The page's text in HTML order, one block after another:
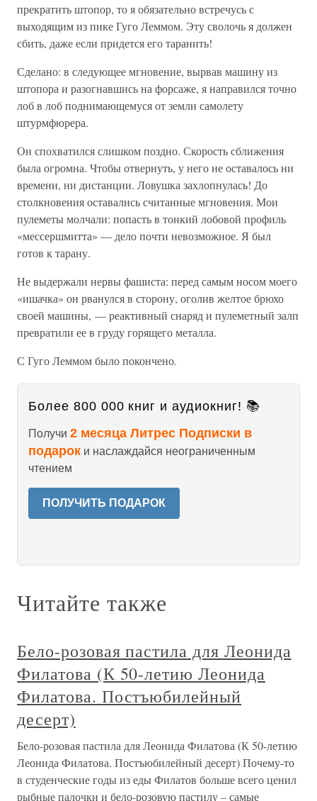
прекратить штопор, то я обязательно встречусь с
выходящим из пике Гуго Леммом. Эту сволочь я должен
сбить, даже если придется его таранить!
Сделано: в следующее мгновение, вырвав машину из
штопора и разогнавшись на форсаже, я направился точно
лоб в лоб поднимающемуся от земли самолету
штурмфюрера.
Он спохватился слишком поздно. Скорость сближения
была огромна. Чтобы отвернуть, у него не оставалось ни
времени, ни дистанции. Ловушка захлопнулась! До
столкновения оставались считанные мгновения. Мои
пулеметы молчали: попасть в тонкий лобовой профиль
«мессершмитта» — дело почти невозможное. Я был
готов к тарану.
Не выдержали нервы фашиста: перед самым носом моего
«ишачка» он рванулся в сторону, оголив желтое брюхо
своей машины, — реактивный снаряд и пулеметный залп
превратили ее в груду горящего металла.
С Гуго Леммом было покончено.
Более 800 000 книг и аудиокниг! 📚
Получи 2 месяца Литрес Подписки в
подарок и наслаждайся неограниченным
чтением
ПОЛУЧИТЬ ПОДАРОК
Читайте также
Бело-розовая пастила для Леонида
Филатова (К 50-летию Леонида
Филатова. Постъюбилейный
десерт)
Бело-розовая пастила для Леонида Филатова (К 50-летию
Леонида Филатова. Постъюбилейный десерт) Почему-то
в студенческие годы из еды Филатов больше всего ценил
рыбные палочки и бело-розовую пастилу – самые